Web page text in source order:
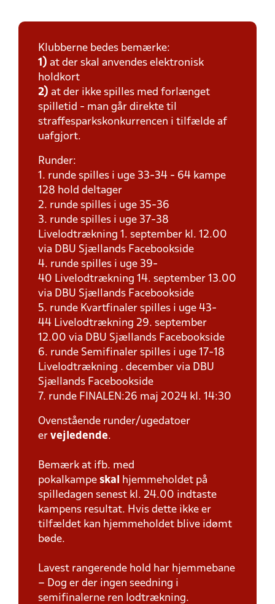
Klubberne bedes bemærke:
1) at der skal anvendes elektronisk
holdkort
2) at der ikke spilles med forlænget
spilletid - man går direkte til
straffesparkskonkurrencen i tilfælde af
uafgjort.
Runder:
1. runde spilles i uge 33-34 - 64 kampe
128 hold deltager
2. runde spilles i uge 35-36
3. runde spilles i uge 37-38
Livelodtrækning 1. september kl. 12.00
via DBU Sjællands Facebookside
4. runde spilles i uge 39-
40 Livelodtrækning 14. september 13.00
via DBU Sjællands Facebookside
5. runde Kvartfinaler spilles i uge 43-
44 Livelodtrækning 29. september
12.00 via DBU Sjællands Facebookside
6. runde Semifinaler spilles i uge 17-18
Livelodtrækning . december via DBU
Sjællands Facebookside
7. runde FINALEN:26 maj 2024 kl. 14:30
Ovenstående runder/ugedatoer
er vejledende.
Bemærk at ifb. med
pokalkampe skal
hjemmeholdet på
spilledagen senest kl. 24.00 indtaste
kampens resultat. Hvis dette ikke er
tilfældet kan hjemmeholdet blive idømt
bøde.
Lavest rangerende hold har hjemmebane
– Dog er der ingen seedning i
semifinalerne ren lodtrækning.